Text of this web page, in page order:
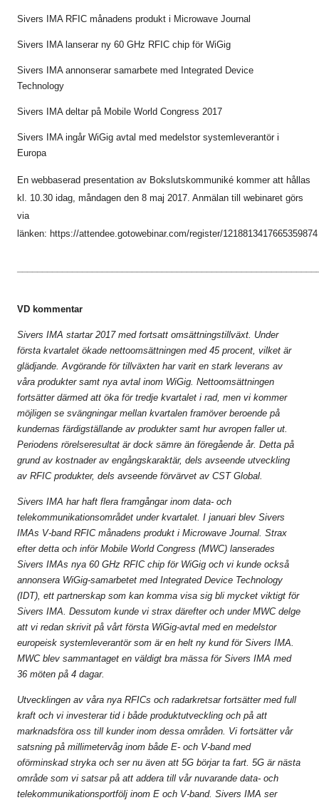
Sivers IMA RFIC månadens produkt i Microwave Journal
Sivers IMA lanserar ny 60 GHz RFIC chip för WiGig
Sivers IMA annonserar samarbete med Integrated Device
Technology
Sivers IMA deltar på Mobile World Congress 2017
Sivers IMA ingår WiGig avtal med medelstor systemleverantör i
Europa
En webbaserad presentation av Bokslutskommuniké kommer att hållas
kl. 10.30 idag, måndagen den 8 maj 2017. Anmälan till webinaret görs
via
länken: https://attendee.gotowebinar.com/register/1218813417665359874
VD kommentar
Sivers IMA startar 2017 med fortsatt omsättningstillväxt. Under
första kvartalet ökade nettoomsättningen med 45 procent, vilket är
glädjande. Avgörande för tillväxten har varit en stark leverans av
våra produkter samt nya avtal inom WiGig. Nettoomsättningen
fortsätter därmed att öka för tredje kvartalet i rad, men vi kommer
möjligen se svängningar mellan kvartalen framöver beroende på
kundernas färdigställande av produkter samt hur avropen faller ut.
Periodens rörelseresultat är dock sämre än föregående år. Detta på
grund av kostnader av engångskaraktär, dels avseende utveckling
av RFIC produkter, dels avseende förvärvet av CST Global.
Sivers IMA har haft flera framgångar inom data- och
telekommunikationsområdet under kvartalet. I januari blev Sivers
IMAs V-band RFIC månadens produkt i Microwave Journal. Strax
efter detta och inför Mobile World Congress (MWC) lanserades
Sivers IMAs nya 60 GHz RFIC chip för WiGig och vi kunde också
annonsera WiGig-samarbetet med Integrated Device Technology
(IDT), ett partnerskap som kan komma visa sig bli mycket viktigt för
Sivers IMA. Dessutom kunde vi strax därefter och under MWC delge
att vi redan skrivit på vårt första WiGig-avtal med en medelstor
europeisk systemleverantör som är en helt ny kund för Sivers IMA.
MWC blev sammantaget en väldigt bra mässa för Sivers IMA med
36 möten på 4 dagar.
Utvecklingen av våra nya RFICs och radarkretsar fortsätter med full
kraft och vi investerar tid i både produktutveckling och på att
marknadsföra oss till kunder inom dessa områden. Vi fortsätter vår
satsning på millimetervåg inom både E- och V-band med
oförminskad stryka och ser nu även att 5G börjar ta fart. 5G är nästa
område som vi satsar på att addera till vår nuvarande data- och
telekommunikationsportfölj inom E och V-band. Sivers IMA ser